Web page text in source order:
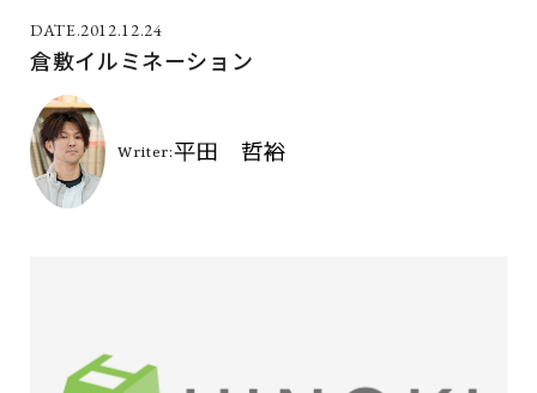
2012.12.24
倉敷イルミネーション